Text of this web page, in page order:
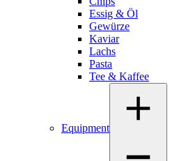
Essig & Öl
Gewürze
Kaviar
Lachs
Pasta
Tee & Kaffee
Equipment